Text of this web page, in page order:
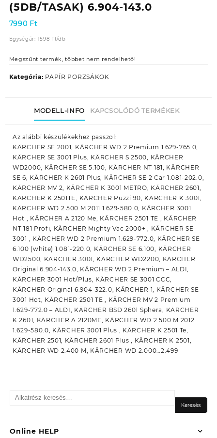
(5DB/TASAK) 6.904-143.0
7990 Ft
Egységár: 1598 Ft/db
Megszűnt termék, többet nem rendelhető!
Kategória: PAPÍR PORZSÁKOK
MODELL-INFO KAPCSOLÓDÓ TERMÉKEK
Az alábbi készülékekhez passzol:
KÄRCHER SE 2001, KÄRCHER WD 2 Premium 1.629-765.0,
KÄRCHER SE 3001 Plus, KÄRCHER S 2500, KÄRCHER
WD2000, KÄRCHER SE 5.100, KÄRCHER NT 181, KÄRCHER
SE 6, KÄRCHER K 2601 Plus, KÄRCHER SE 2 Car 1.081-202.0,
KÄRCHER MV 2, KÄRCHER K 3001 METRO, KÄRCHER 2601,
KÄRCHER K 2501TE, KÄRCHER Puzzi 90, KÄRCHER K 3001,
KÄRCHER WD 2.500 M 2011 1.629-580.0, KÄRCHER 3001
Hot , KÄRCHER A 2120 Me, KÄRCHER 2501 TE , KÄRCHER
NT 181 Profi, KÄRCHER Mighty Vac 2000+ , KÄRCHER SE
3001 , KÄRCHER WD 2 Premium 1.629-772.0, KÄRCHER SE
6.100 (white) 1.081-220.0, KÄRCHER SE 6.100, KÄRCHER
WD2500, KÄRCHER 3001, KÄRCHER WD2200, KÄRCHER
Original 6.904-143.0, KÄRCHER WD 2 Premium – ALDI,
KÄRCHER 3001 Hot/Plus, KÄRCHER SE 3001 CCC,
KÄRCHER Original 6.904-322.0, KÄRCHER 1, KÄRCHER SE
3001 Hot, KÄRCHER 2501 TE , KÄRCHER MV 2 Premium
1.629-772.0 – ALDI, KÄRCHER BSD 2601 Sphera, KÄRCHER
K 2601, KÄRCHER A 2120ME, KÄRCHER WD 2.500 M 2012
1.629-580.0, KÄRCHER 3001 Plus , KÄRCHER K 2501 Te,
KÄRCHER 2501, KÄRCHER 2601 Plus , KÄRCHER K 2501,
KÄRCHER WD 2.400 M, KÄRCHER WD 2.000…2.499
Keresés
Keresés
Online HELP